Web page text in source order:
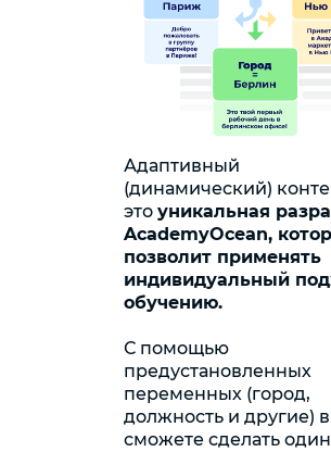
Адаптивный
(динамический)
это уникальная
AcademyOcean,
позволит применять
индивидуальный
обучению.
С помощью
предустановленных
переменных (город,
должность и другие)
сможете сделать один